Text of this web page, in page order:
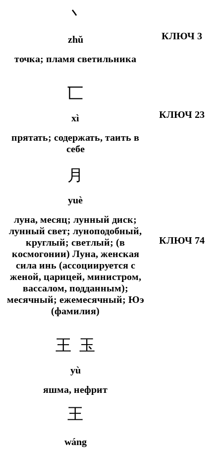
丶
zhǔ
точка; пламя светильника
КЛЮЧ 3
匸
xì
прятать; содержать, таить в
себе
КЛЮЧ 23
月
yuè
луна, месяц; лунный диск;
лунный свет; луноподобный,
круглый; светлый; (в
космогонии) Луна, женская
сила инь (ассоциируется с
женой, царицей, министром,
вассалом, подданным);
месячный; ежемесячный; Юэ
(фамилия)
КЛЮЧ 74
王 玉
yù
яшма, нефрит
王
wáng